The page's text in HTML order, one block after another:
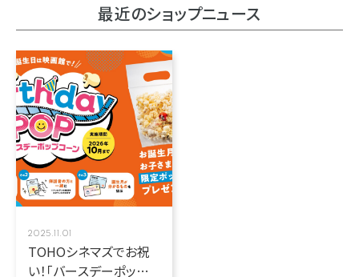
最近のショップニュース
2025.11.01
TOHOシネマズでお祝
い！「バースデーポップコ